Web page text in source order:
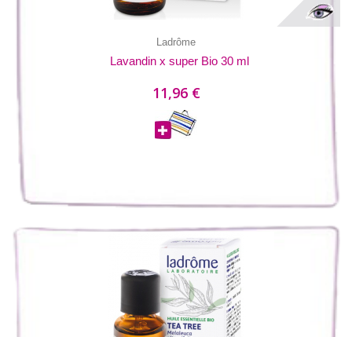
Ladrôme
Lavandin x super Bio 30 ml
11,96 €